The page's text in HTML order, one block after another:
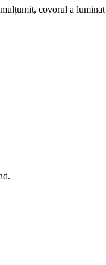
covorul a luminat